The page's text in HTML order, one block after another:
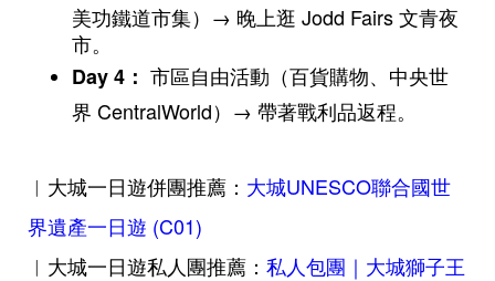
美功鐵道市集）→ 晚上逛 Jodd Fairs 文青夜
市。
Day 4 ： 市區自由活動（百貨購物、中央世
界 CentralWorld）→ 帶著戰利品返程。
︱大城一日遊併團推薦： 大城UNESCO聯合國世
界遺產一日遊 (C01)
︱大城一日遊私人團推薦： 私人包團｜大城獅子王